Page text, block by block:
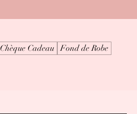
Chèque Cadeau Fond de Robe